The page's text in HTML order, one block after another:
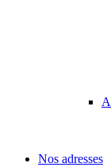
Nos adresses